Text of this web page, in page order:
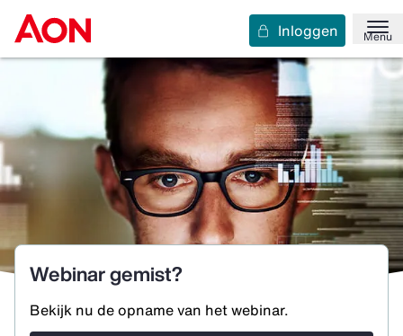
Menu
Inloggen
Webinar gemist?
Bekijk nu de opname van het webinar.